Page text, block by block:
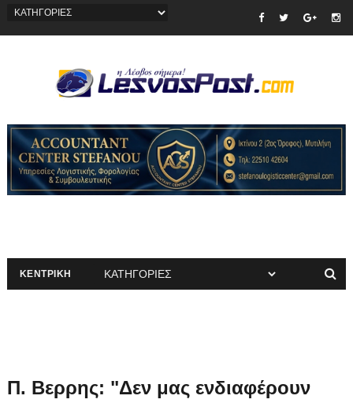
ΚΕΝΤΡΙΚΗ
Π. Βερρης: "Δεν μας ενδιαφέρουν